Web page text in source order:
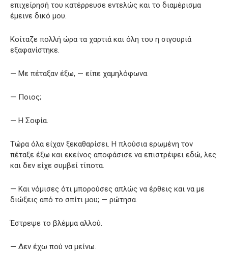
επιχείρησή του κατέρρευσε εντελώς και το διαμέρισμα
έμεινε δικό μου.
Κοίταζε πολλή ώρα τα χαρτιά και όλη του η σιγουριά
εξαφανίστηκε.
— Με πέταξαν έξω, — είπε χαμηλόφωνα.
— Ποιος;
— Η Σοφία.
Τώρα όλα είχαν ξεκαθαρίσει. Η πλούσια ερωμένη τον
πέταξε έξω και εκείνος αποφάσισε να επιστρέψει εδώ, λες
και δεν είχε συμβεί τίποτα.
— Και νόμισες ότι μπορούσες απλώς να έρθεις και να με
διώξεις από το σπίτι μου; — ρώτησα.
Έστρεψε το βλέμμα αλλού.
— Δεν έχω πού να μείνω.